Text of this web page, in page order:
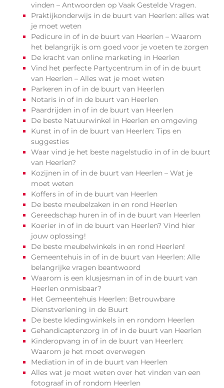
vinden – Antwoorden op Vaak Gestelde Vragen.
Praktijkonderwijs in de buurt van Heerlen: alles wat
je moet weten
Pedicure in of in de buurt van Heerlen – Waarom
het belangrijk is om goed voor je voeten te zorgen
De kracht van online marketing in Heerlen
Vind het perfecte Partycentrum in of in de buurt
van Heerlen – Alles wat je moet weten
Parkeren in of in de buurt van Heerlen
Notaris in of in de buurt van Heerlen
Paardrijden in of in de buurt van Heerlen
De beste Natuurwinkel in Heerlen en omgeving
Kunst in of in de buurt van Heerlen: Tips en
suggesties
Waar vind je het beste nagelstudio in of in de buurt
van Heerlen?
Kozijnen in of in de buurt van Heerlen – Wat je
moet weten
Koffers in of in de buurt van Heerlen
De beste meubelzaken in en rond Heerlen
Gereedschap huren in of in de buurt van Heerlen
Koerier in of in de buurt van Heerlen? Vind hier
jouw oplossing!
De beste meubelwinkels in en rond Heerlen!
Gemeentehuis in of in de buurt van Heerlen: Alle
belangrijke vragen beantwoord
Waarom is een klusjesman in of in de buurt van
Heerlen onmisbaar?
Het Gemeentehuis Heerlen: Betrouwbare
Dienstverlening in de Buurt
De beste kledingwinkels in en rondom Heerlen
Gehandicaptenzorg in of in de buurt van Heerlen
Kinderopvang in of in de buurt van Heerlen:
Waarom je het moet overwegen
Mediation in of in de buurt van Heerlen
Alles wat je moet weten over het vinden van een
fotograaf in of rondom Heerlen